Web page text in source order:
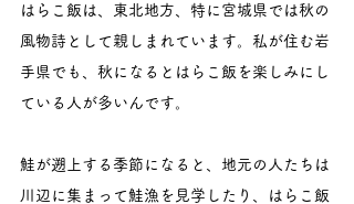
はらこ飯は、東北地方、特に宮城県では秋の
風物詩として親しまれています。私が住む岩
手県でも、秋になるとはらこ飯を楽しみにし
ている人が多いんです。
鮭が遡上する季節になると、地元の人たちは
川辺に集まって鮭漁を見学したり、はらこ飯